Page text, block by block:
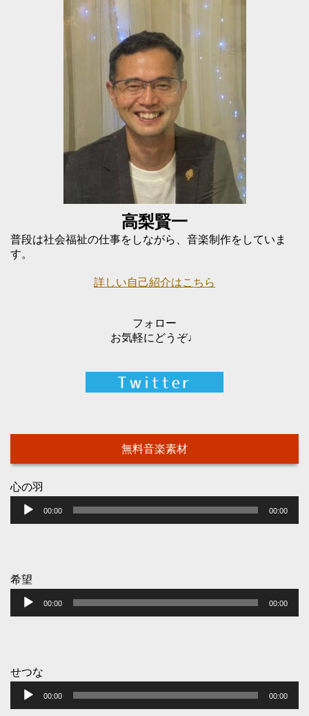
高梨賢一
普段は社会福祉の仕事をしながら、音楽制作をしていま
す。
詳しい自己紹介はこちら
フォロー
お気軽にどうぞ♩
無料音楽素材
心の羽
声
ー
ー
00:00 00:00
希望
声
ー
ー
00:00 00:00
せつな
声
00:00 00:00